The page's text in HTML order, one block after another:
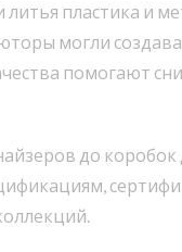
пластика и
могли
помогают
до